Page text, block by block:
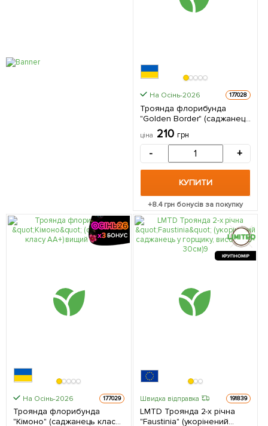
На Осінь-2026 177028
Троянда флорибунда
"Golden Border" (саджанець
класу АА+) вищий сорт 1
саджанець в упаковці
ціна 210 грн
- +
КУПИТИ
+8.4грн бонусів за покупку
На Осінь-2026 177029
Троянда флорибунда
"Кімоно" (саджанець класу
КРУПНОМІР
Швидка відправка 191839
LMTD Троянда 2-х річна
"Faustinia" (укорінений